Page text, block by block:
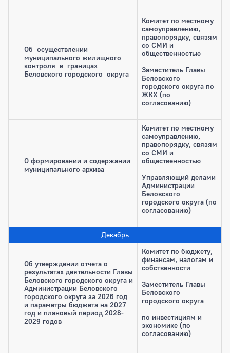
Об осуществлении
муниципального жилищного
контроля в границах
Беловского городского округа
Комитет по местному
самоуправлению,
правопорядку, связям
со СМИ и
общественностью
Заместитель Главы
Беловского
городского округа по
ЖКХ (по
согласованию)
О формировании и содержании
муниципального архива
Комитет по местному
самоуправлению,
правопорядку, связям
со СМИ и
общественностью
Управляющий делами
Администрации
Беловского
городского округа (по
согласованию)
Декабрь
Об утверждении отчета о
результатах деятельности Главы
Беловского городского округа и
Администрации Беловского
городского округа за 2026 год
и параметры бюджета на 2027
год и плановый период 2028-
2029 годов
Комитет по бюджету,
финансам, налогам и
собственности
Заместитель Главы
Беловского
городского округа
по инвестициям и
экономике (по
согласованию)